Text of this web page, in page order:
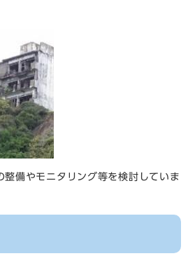
整備やモニタリング等を検討していま